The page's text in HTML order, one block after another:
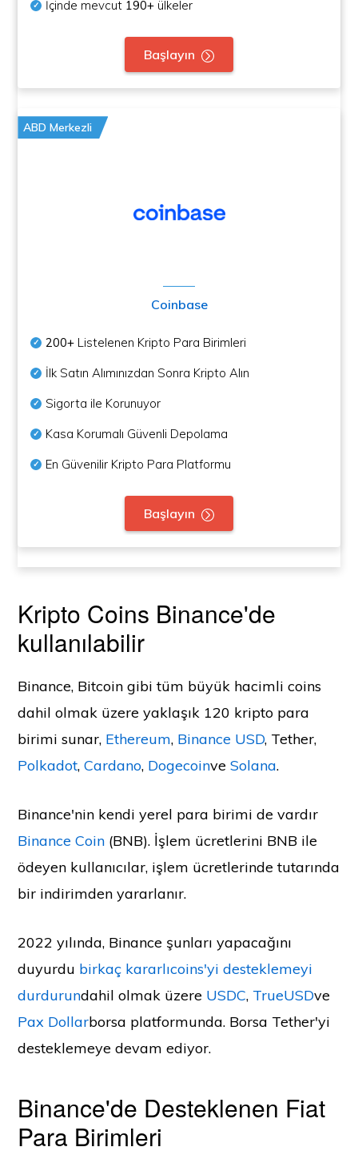
İçinde mevcut 190+ ülkeler
Başlayın
ABD Merkezli
Coinbase
200+ Listelenen Kripto Para Birimleri
İlk Satın Alımınızdan Sonra Kripto Alın
Sigorta ile Korunuyor
Kasa Korumalı Güvenli Depolama
En Güvenilir Kripto Para Platformu
Başlayın
Kripto Coins Binance'de
kullanılabilir
Binance, Bitcoin gibi tüm büyük hacimli coins
dahil olmak üzere yaklaşık 120 kripto para
birimi sunar, Ethereum, Binance USD, Tether,
Polkadot,Cardano, DogecoinveSolana.
Binance'nin kendi yerel para birimi de vardır
Binance Coin (BNB). İşlem ücretlerini BNB ile
ödeyen kullanıcılar, işlem ücretlerinde tutarında
bir indirimden yararlanır.
2022 yılında, Binance şunları yapacağını
duyurdu birkaç kararlıcoins'yi desteklemeyi
durdurundahil olmak üzere USDC, TrueUSDve
Pax Dollarborsa platformunda. Borsa Tether'yi
desteklemeye devam ediyor.
Binance'de Desteklenen Fiat
Para Birimleri